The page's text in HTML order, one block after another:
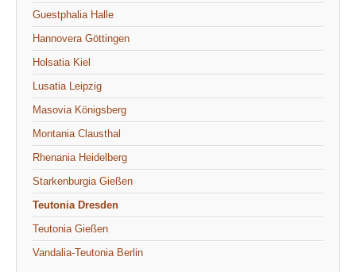
Guestphalia Halle
Hannovera Göttingen
Holsatia Kiel
Lusatia Leipzig
Masovia Königsberg
Montania Clausthal
Rhenania Heidelberg
Starkenburgia Gießen
Teutonia Dresden
Teutonia Gießen
Vandalia-Teutonia Berlin